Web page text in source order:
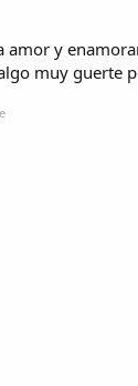
amor y
muy guerte